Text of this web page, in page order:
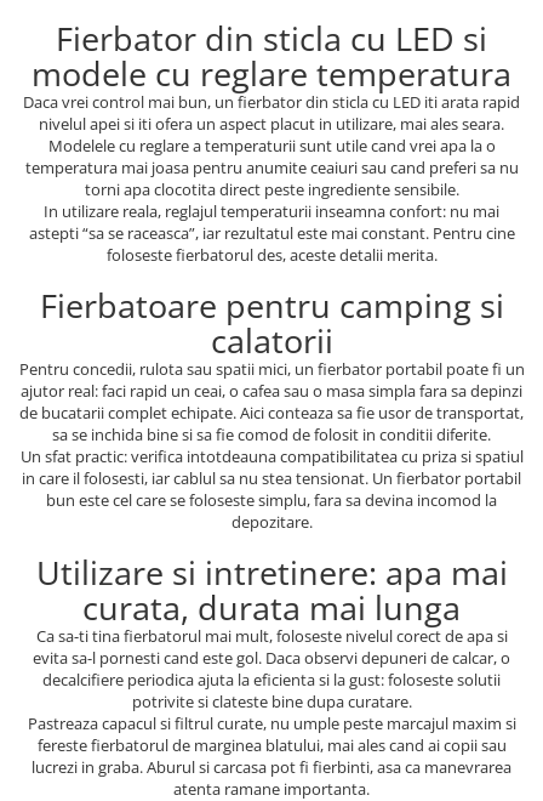
Fierbator din sticla cu LED si
modele cu reglare temperatura
Daca vrei control mai bun, un fierbator din sticla cu LED iti arata rapid
nivelul apei si iti ofera un aspect placut in utilizare, mai ales seara.
Modelele cu reglare a temperaturii sunt utile cand vrei apa la o
temperatura mai joasa pentru anumite ceaiuri sau cand preferi sa nu
torni apa clocotita direct peste ingrediente sensibile.
In utilizare reala, reglajul temperaturii inseamna confort: nu mai
astepti “sa se raceasca”, iar rezultatul este mai constant. Pentru cine
foloseste fierbatorul des, aceste detalii merita.
Fierbatoare pentru camping si
calatorii
Pentru concedii, rulota sau spatii mici, un fierbator portabil poate fi un
ajutor real: faci rapid un ceai, o cafea sau o masa simpla fara sa depinzi
de bucatarii complet echipate. Aici conteaza sa fie usor de transportat,
sa se inchida bine si sa fie comod de folosit in conditii diferite.
Un sfat practic: verifica intotdeauna compatibilitatea cu priza si spatiul
in care il folosesti, iar cablul sa nu stea tensionat. Un fierbator portabil
bun este cel care se foloseste simplu, fara sa devina incomod la
depozitare.
Utilizare si intretinere: apa mai
curata, durata mai lunga
Ca sa-ti tina fierbatorul mai mult, foloseste nivelul corect de apa si
evita sa-l pornesti cand este gol. Daca observi depuneri de calcar, o
decalcifiere periodica ajuta la eficienta si la gust: foloseste solutii
potrivite si clateste bine dupa curatare.
Pastreaza capacul si filtrul curate, nu umple peste marcajul maxim si
fereste fierbatorul de marginea blatului, mai ales cand ai copii sau
lucrezi in graba. Aburul si carcasa pot fi fierbinti, asa ca manevrarea
atenta ramane importanta.